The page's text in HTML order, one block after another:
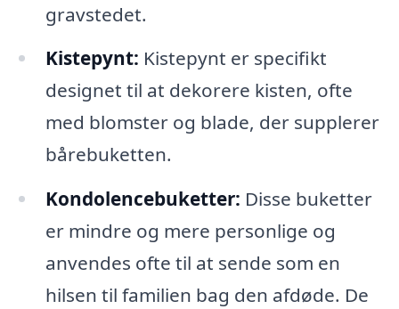
gravstedet.
Kistepynt: Kistepynt er specifikt
designet til at dekorere kisten, ofte
med blomster og blade, der supplerer
bårebuketten.
Kondolencebuketter: Disse buketter
er mindre og mere personlige og
anvendes ofte til at sende som en
hilsen til familien bag den afdøde. De